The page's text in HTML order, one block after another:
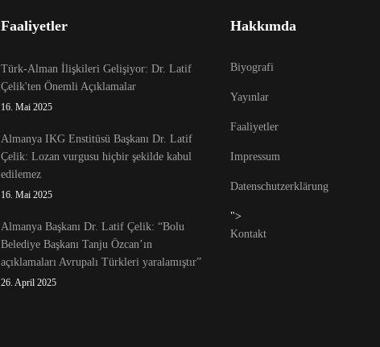
Faaliyetler
Türk-Alman İlişkileri Gelişiyor: Dr. Latif
Çelik'ten Önemli Açıklamalar
16. Mai 2025
Almanya IKG Enstitüsü Başkanı Dr. Latif
Çelik: Lozan vurgusu hiçbir şekilde kabul
edilemez
16. Mai 2025
Almanya Başkanı Dr. Latif Çelik: “Bolu
Belediye Başkanı Tanju Özcan’ın
açıklamaları Avrupalı Türkleri yaralamıştır”
26. April 2025
Hakkımda
Biyografi
Yayınlar
Faaliyetler
Impressum
Datenschutzerklärung
">
Kontakt